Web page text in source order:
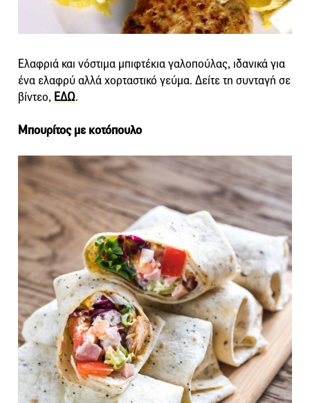
Ελαφριά και νόστιμα μπιφτέκια γαλοπούλας, ιδανικά για
ένα ελαφρύ αλλά χορταστικό γεύμα. Δείτε τη συνταγή σε
βίντεο, ΕΔΩ.
Μπουρίτος με κοτόπουλο